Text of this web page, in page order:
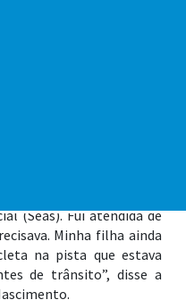
2025 foi um sucesso.
Praia Grande, através da
a iniciativa realizada
no Bairro Vila Sônia, no
mil atendimentos para os
Foram mais de 100
municipais,
alguns documentos com
(Seas). Fui atendida de
Minha filha ainda
na pista que estava
de trânsito”, disse a